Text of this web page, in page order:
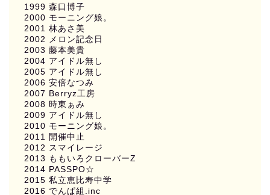
1999 森口博子
2000 モーニング娘。
2001 林あさ美
2002 メロン記念日
2003 藤本美貴
2004 アイドル無し
2005 アイドル無し
2006 安倍なつみ
2007 Berryz工房
2008 時東ぁみ
2009 アイドル無し
2010 モーニング娘。
2011 開催中止
2012 スマイレージ
2013 ももいろクローバーZ
2014 PASSPO☆
2015 私立恵比寿中学
2016 でんぱ組.inc